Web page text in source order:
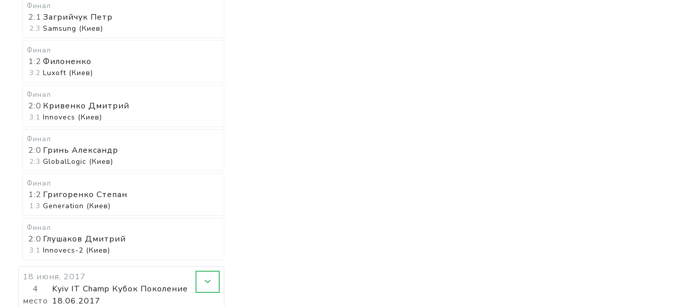
Финал
2:1 Загрийчук Петр
2:3 Samsung (Киев)
Финал
1:2 Филоненко
3:2 Luxoft (Киев)
Финал
2:0 Кривенко Дмитрий
3:1 Innovecs (Киев)
Финал
2:0 Гринь Александр
2:3 GlobalLogic (Киев)
Финал
1:2 Григоренко Степан
1:3 Generation (Киев)
Финал
2:0 Глушаков Дмитрий
3:1 Innovecs-2 (Киев)
18 июня, 2017
4
место
Kyiv IT Champ Кубок Поколение
18.06.2017